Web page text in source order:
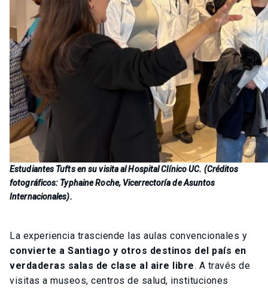
Estudiantes Tufts en su visita al Hospital Clínico UC. (Créditos
fotográficos: Typhaine Roche, Vicerrectoría de Asuntos
Internacionales).
La experiencia trasciende las aulas convencionales y
convierte a Santiago y otros destinos del país en
verdaderas salas de clase al aire libre. A través de
visitas a museos, centros de salud, instituciones